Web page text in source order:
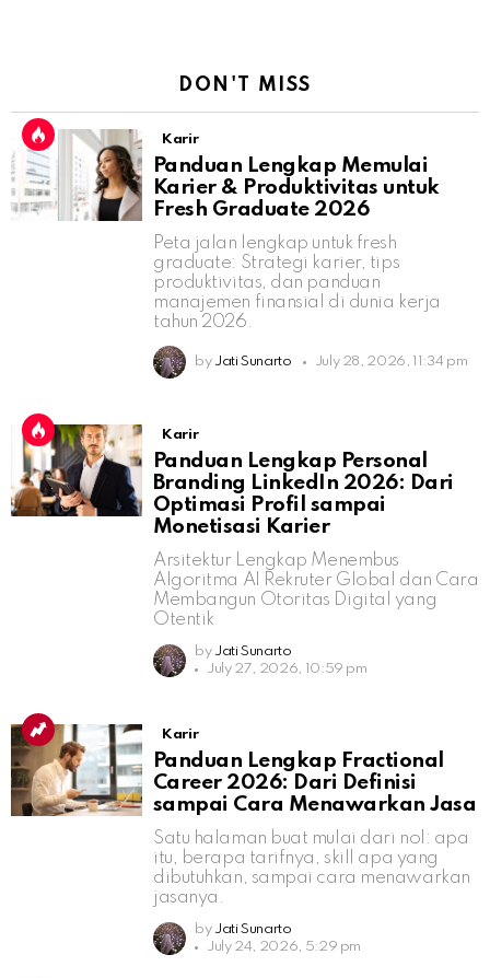
DON'T MISS
Karir
Panduan Lengkap Memulai
Karier & Produktivitas untuk
Fresh Graduate 2026
Peta jalan lengkap untuk fresh
graduate: Strategi karier, tips
produktivitas, dan panduan
manajemen finansial di dunia kerja
tahun 2026.
by Jati Sunarto July 28, 2026, 11:34 pm
Karir
Panduan Lengkap Personal
Branding LinkedIn 2026: Dari
Optimasi Profil sampai
Monetisasi Karier
Arsitektur Lengkap Menembus
Algoritma AI Rekruter Global dan Cara
Membangun Otoritas Digital yang
Otentik
by Jati Sunarto
July 27, 2026, 10:59 pm
Karir
Panduan Lengkap Fractional
Career 2026: Dari Definisi
sampai Cara Menawarkan Jasa
Satu halaman buat mulai dari nol: apa
itu, berapa tarifnya, skill apa yang
dibutuhkan, sampai cara menawarkan
jasanya.
by Jati Sunarto
July 24, 2026, 5:29 pm